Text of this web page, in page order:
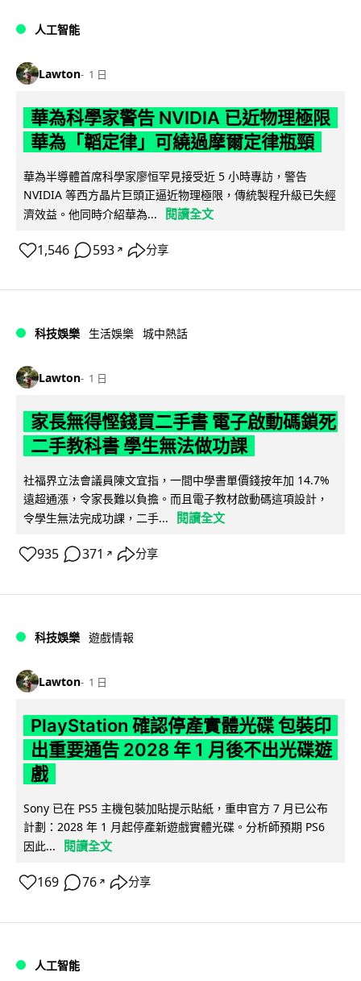
人工智能
Lawton 1 日
華為科學家警告 NVIDIA 已近物理極限
華為「韜定律」可繞過摩爾定律瓶頸
華為半導體首席科學家廖恒罕見接受近 5 小時專訪，警告
NVIDIA 等西方晶片巨頭正逼近物理極限，傳統製程升級已失經
濟效益。他同時介紹華為...
閱讀全文
1,546 593 ↗ 分享
科技娛樂 生活娛樂 城中熱話
Lawton 1 日
家長無得慳錢買二手書 電子啟動碼鎖死
二手教科書 學生無法做功課
社福界立法會議員陳文宜指，一間中學書單價錢按年加 14.7%
遠超通漲，令家長難以負擔。而且電子教材啟動碼這項設計，
令學生無法完成功課，二手...
閱讀全文
935 371 ↗ 分享
科技娛樂 遊戲情報
Lawton 1 日
PlayStation 確認停產實體光碟 包裝印
出重要通告 2028 年 1 月後不出光碟遊
戲
Sony 已在 PS5 主機包裝加貼提示貼紙，重申官方 7 月已公布
計劃：2028 年 1 月起停產新遊戲實體光碟。分析師預期 PS6
因此...
閱讀全文
169 76 ↗ 分享
人工智能